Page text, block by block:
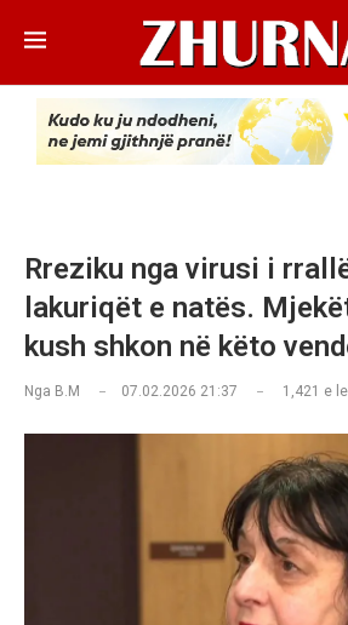
Rreziku nga virusi i
lakuriqët e natës.
kush shkon në këto
Nga B.M 07.02.2026 21:37 1,421 e